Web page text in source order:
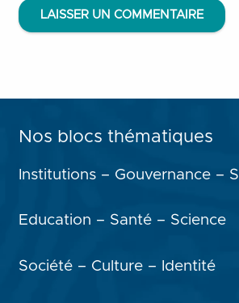
LAISSER UN COMMENTAIRE
Nos blocs thématiques
Institutions – Gouvernance –
Education – Santé – Science
Société – Culture – Identité